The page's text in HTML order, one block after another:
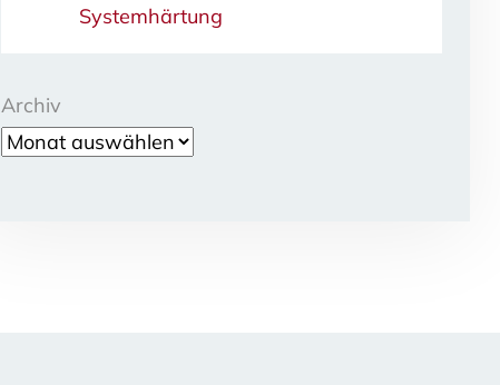
Systemhärtung
Archiv